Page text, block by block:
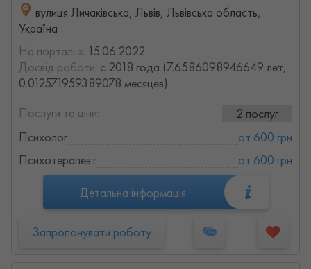
вулиця Личаківська, Львів, Львівська область,
Україна
На порталі з: 15.06.2022
Досвід роботи: с 2018 года (7.6586098946649 лет,
0.012571959389078 месяцев)
Послуги та ціни:
2 послуг
Психолог
от 600 грн
Психотерапевт
от 600 грн
Детальна інформація
Запропонувати роботу